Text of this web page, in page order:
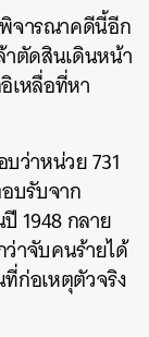
จารณาคดีนี้อีก
าตัดสินเดินหน้า
เหลื่อที่หา
ว่าหน่วย 731
บรับจาก
1948 กลาย
าจับคนร้ายได้
ก่อเหตุตัวจริง